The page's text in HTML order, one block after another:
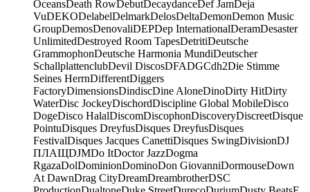
OceansDeath RowDebutDecaydanceDef JamDeja
VuDEKODelabelDelmarkDelosDeltaDemonDemon Music
GroupDemosDenovaliDEPDep InternationalDeramDesaster
UnlimitedDestroyed Room TapesDetritiDeutsche
GrammophonDeutsche Harmonia MundiDeutscher
SchallplattenclubDevil DiscosDFADGCdh2Die Stimme
Seines HerrnDifferentDiggers
FactoryDimensionsDindiscDine AloneDinoDirty HitDirty
WaterDisc JockeyDischordDiscipline Global MobileDisco
DogeDisco HalalDiscomDiscophonDiscoveryDiscreetDisque
PointuDisques DreyfusDisques DreyfusDisques
FestivalDisques Jacques CanettiDisques SwingDivisionDJ
ПЛАЩDJMDo ItDoctor JazzDogma
RgazaDolDominionDominoDon GiovanniDormouseDown
At DawnDrag CityDreamDreambrotherDSC